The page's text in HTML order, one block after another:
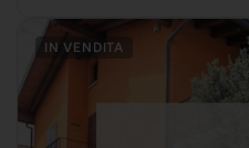
IN VENDITA